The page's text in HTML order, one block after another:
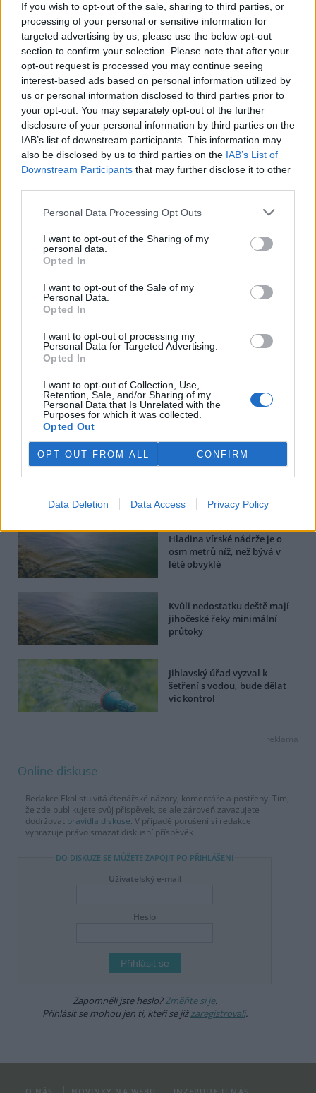
If you wish to opt-out of the sale, sharing to third parties, or
processing of your personal or sensitive information for
targeted advertising by us, please use the below opt-out
section to confirm your selection. Please note that after your
opt-out request is processed you may continue seeing
interest-based ads based on personal information utilized by
us or personal information disclosed to third parties prior to
your opt-out. You may separately opt-out of the further
disclosure of your personal information by third parties on the
IAB’s list of downstream participants. This information may
also be disclosed by us to third parties on the IAB’s List of
Downstream Participants that may further disclose it to other
Personal Data Processing Opt Outs
I want to opt-out of the Sharing of my
personal data.
Opted In
I want to opt-out of the Sale of my
Personal Data.
Opted In
I want to opt-out of processing my
Personal Data for Targeted Advertising.
Opted In
I want to opt-out of Collection, Use,
Retention, Sale, and/or Sharing of my
Personal Data that Is Unrelated with the
Purposes for which it was collected.
Opted Out
OPT OUT FROM ALL CONFIRM
Data Deletion Data Access Privacy Policy
funguje ve Zlínském kraji od roku 2017. Od té doby z něj
hejtmanství podpořilo desítkami milionů korun několik set
projektů. Loni mezi deset žadatelů uvolnilo 5,3 milionu
korun.
reklama
tisknout poslat
BEZK využívá agenturní zpravodajství ČTK, která si vyhrazuje
veškerá práva. Publikování nebo další šíření obsahu ze zdrojů ČTK
je výslovně zakázáno bez předchozího písemného souhlasu ze
strany ČTK.
Dále čtěte |
Hladina vírské nádrže je o
osm metrů níž, než bývá v
létě obvyklé
Kvůli nedostatku deště mají
jihočeské řeky minimální
průtoky
Jihlavský úřad vyzval k
šetření s vodou, bude dělat
víc kontrol
reklama
Online diskuse
Redakce Ekolistu vítá čtenářské názory, komentáře a postřehy. Tím,
že zde publikujete svůj příspěvek, se ale zároveň zavazujete
dodržovat pravidla diskuse. V případě porušení si redakce
vyhrazuje právo smazat diskusní příspěvěk
DO DISKUZE SE MŮŽETE ZAPOJIT PO PŘIHLÁŠENÍ
Uživatelský e-mail
Heslo
Zapomněli jste heslo?Změňte si je.
Přihlásit se mohou jen ti, kteří se jižzaregistrovali.